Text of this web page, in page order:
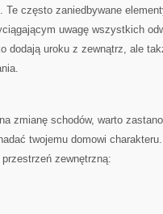
Te często zaniedbywane
uwagę wszystkich
dodają uroku z⁤ zewnątrz, ale
zmianę schodów, warto
twojemu domowi
zewnętrzną: